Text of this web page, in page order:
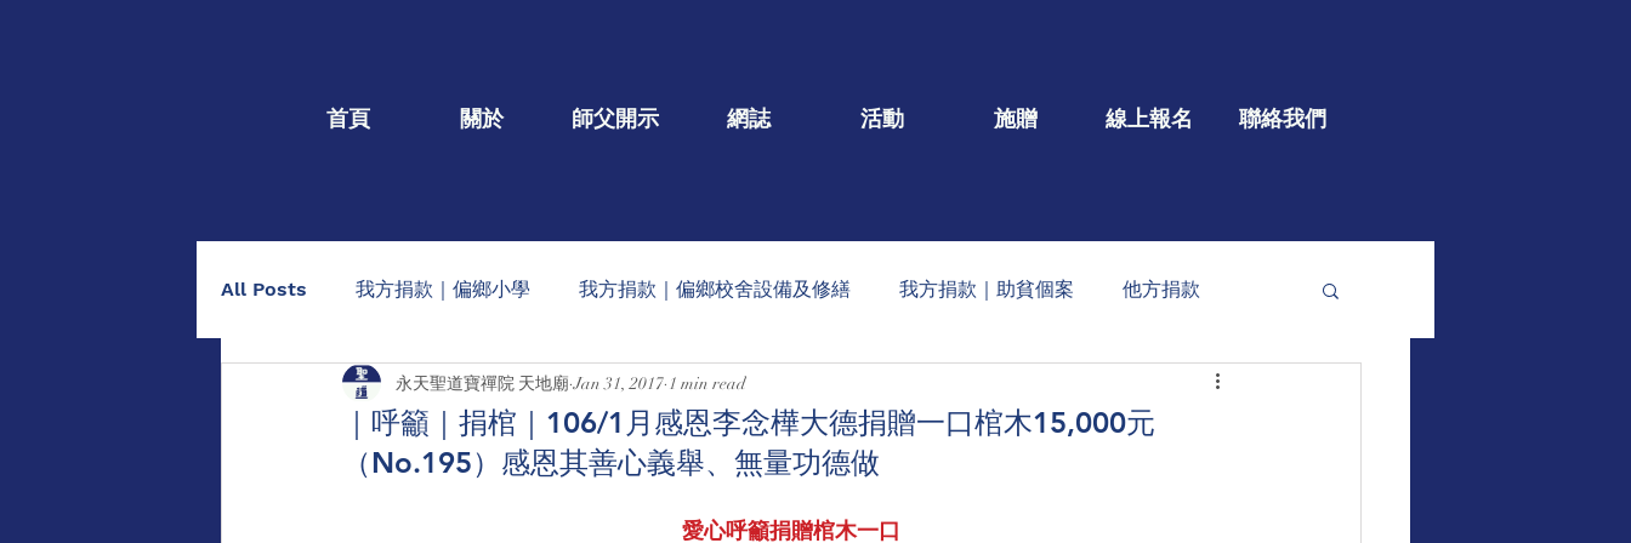
首頁 關於 師父開示 網誌 活動 施贈 線上報名 聯絡我們
All Posts 我方捐款｜偏鄉小學 我方捐款｜偏鄉校舍設備及修繕 我方捐款｜助貧個案 他方捐款
我方捐款｜個人個案 捐棺一口/大德名單公告 每月定期收到的捐款公告 大型公益
助印佛經手抄本 點燈/供養蠟燭 玄人勉語 法會/活動/壇院盛事
｜呼籲｜捐棺｜106/1月感恩李念樺大德捐贈一口棺木15,000元
（No.195）感恩其善心義舉、無量功德做
永天聖道寶禪院 天地廟 Jan 31, 2017 1 min read
愛心呼籲捐贈棺木一口